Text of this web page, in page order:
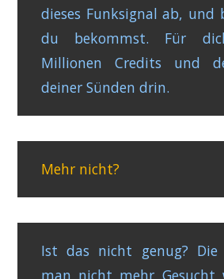
dieses Funksignal ab, und
du bekommst. Für
Millionen Credits und
deiner Sünden drin.
Mehr nicht?
Ist das nicht genug? Die